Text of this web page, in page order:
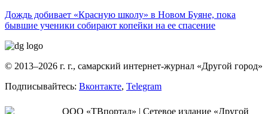
Дождь добивает «Красную школу» в Новом Буяне, пока
бывшие ученики собирают копейки на ее спасение
© 2013–2026 г. г., самарский интернет-журнал «Другой город»
Подписывайтесь: Вконтакте, Telegram
ООО «ТВпортал» | Сетевое издание «Другой